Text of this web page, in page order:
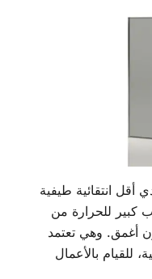
أقل انتقائية طيفية
للحرارة من
أغمق. وهي تعتمد
للقيام بالأعمال